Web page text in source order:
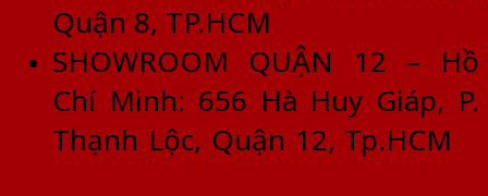
Quận 8, TP.HCM
SHOWROOM QUẬN 12 – Hồ
Chí Minh: 656 Hà Huy Giáp, P.
Thạnh Lộc, Quận 12, Tp.HCM